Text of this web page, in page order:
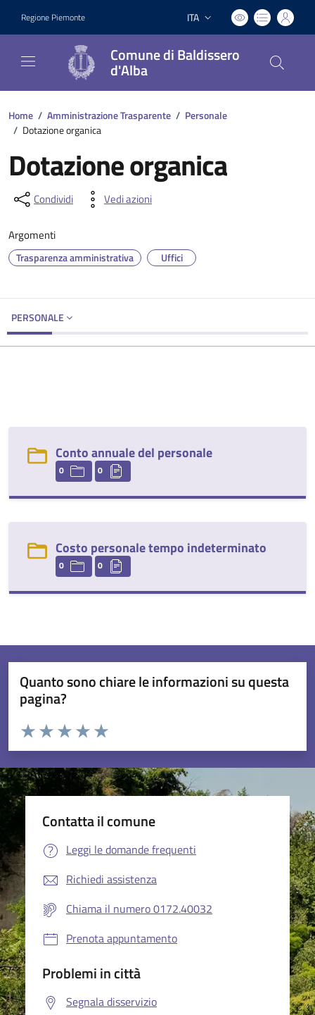
Regione Piemonte Lingua attiva:
ITA
Comune di Baldissero
d'Alba
Home / Amministrazione Trasparente / Personale
/ Dotazione organica
Dotazione organica
Condividi Vedi azioni
Argomenti
Trasparenza amministrativa Uffici
PERSONALE
Conto annuale del personale
0 0
Costo personale tempo indeterminato
0 0
Quanto sono chiare le informazioni su questa
pagina?
Valuta da 1 a 5 stelle la pagina
Valuta 5 stelle su 5
Valuta 4 stelle su 5
Valuta 3 stelle su 5
Valuta 2 stelle su 5
Valuta 1 stelle su 5
Contatta il comune
Leggi le domande frequenti
Richiedi assistenza
Chiama il numero 0172.40032
Prenota appuntamento
Problemi in città
Segnala disservizio